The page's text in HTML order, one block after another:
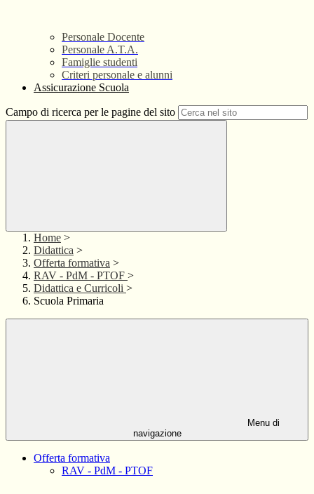
Personale Docente
Personale A.T.A.
Famiglie studenti
Criteri personale e alunni
Assicurazione Scuola
Campo di ricerca per le pagine del sito
Home >
Didattica >
Offerta formativa >
RAV - PdM - PTOF >
Didattica e Curricoli >
Scuola Primaria
Menu di
navigazione
Offerta formativa
RAV - PdM - PTOF